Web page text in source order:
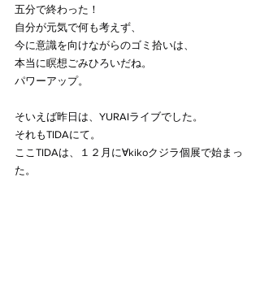
五分で終わった！
自分が元気で何も考えず、
今に意識を向けながらのゴミ拾いは、
本当に瞑想ごみひろいだね。
パワーアップ。
そいえば昨日は、YURAIライブでした。
それもTIDAにて。
ここTIDAは、１２月に∀kikoクジラ個展で始まっ
た。